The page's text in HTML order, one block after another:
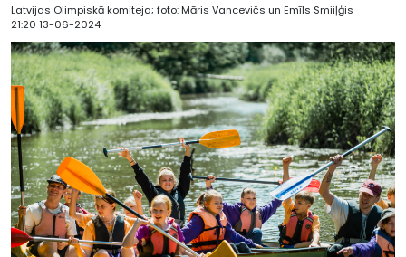
Latvijas Olimpiskā komiteja; foto: Māris Vancevičs un Emīls Smiiļģis
21:20 13-06-2024